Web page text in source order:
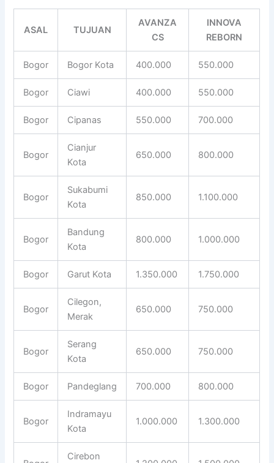
ASAL TUJUAN
AVANZA
CS
INNOVA
REBORN
Bogor Bogor Kota 400.000 550.000
Bogor Ciawi 400.000 550.000
Bogor Cipanas 550.000 700.000
Bogor
Cianjur
Kota
650.000 800.000
Bogor
Sukabumi
Kota
850.000 1.100.000
Bogor
Bandung
Kota
800.000 1.000.000
Bogor Garut Kota 1.350.000 1.750.000
Bogor
Cilegon,
Merak
650.000 750.000
Bogor
Serang
Kota
650.000 750.000
Bogor Pandeglang 700.000 800.000
Bogor
Indramayu
Kota
1.000.000 1.300.000
Cirebon